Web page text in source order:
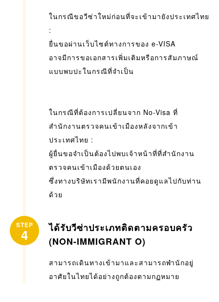
ในกรณีขอวีซ่าใหม่ก่อนที่จะเข้ามายังประเทศไทย
:
ยื่นขอผ่านเว็บไซต์ทางการของ e-VISA
อาจมีการขอเอกสารเพิ่มเติมหรือการสัมภาษณ์
แบบพบปะในกรณีที่จำเป็น
ในกรณีที่ต้องการเปลี่ยนจาก No-Visa ที่
สำนักงานตรวจคนเข้าเมืองหลังจากเข้า
ประเทศไทย :
ผู้ยื่นขอจำเป็นต้องไปพบเจ้าหน้าที่ที่สำนักงาน
ตรวจคนเข้าเมืองด้วยตนเอง
ซึ่งทางบริษัทเรามีพนักงานที่คอยดูแลไปกับท่าน
ด้วย
STEP
4
ได้รับวีซ่าประเภทติดตามครอบครัว
(NON-IMMIGRANT O)
สามารถเดินทางเข้ามาและสามารถพำนักอยู่
อาศัยในไทยได้อย่างถูกต้องตามกฏหมาย